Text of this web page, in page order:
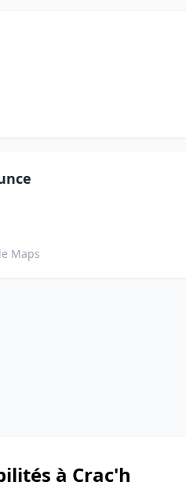
Maps
à Crac'h